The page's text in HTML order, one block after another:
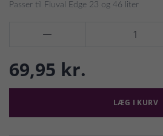
Passer til Fluval Edge 23 og 46 liter

69,95 kr.
LÆG I KURV